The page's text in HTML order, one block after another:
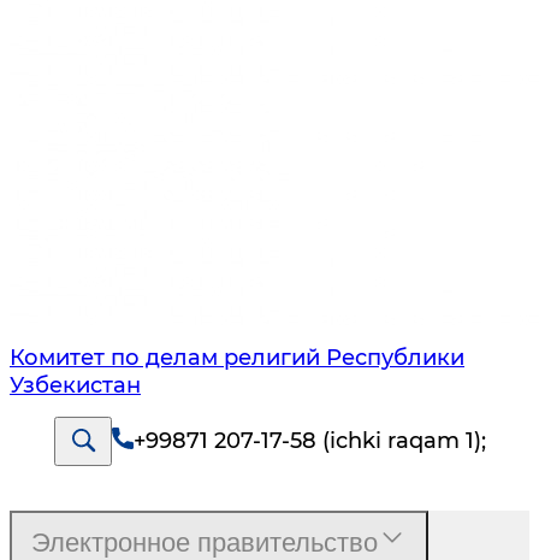
Комитет по делам религий Республики
Узбекистан
+99871 207-17-58 (ichki raqam 1);
Электронное правительство